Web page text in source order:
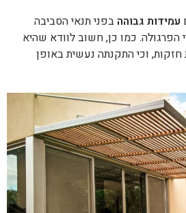
עמידות גבוהה בפני תנאי הסביבה
הפרגולה. כמו כן, חשוב לוודא שהיא
וכי התקנתה נעשית באופן